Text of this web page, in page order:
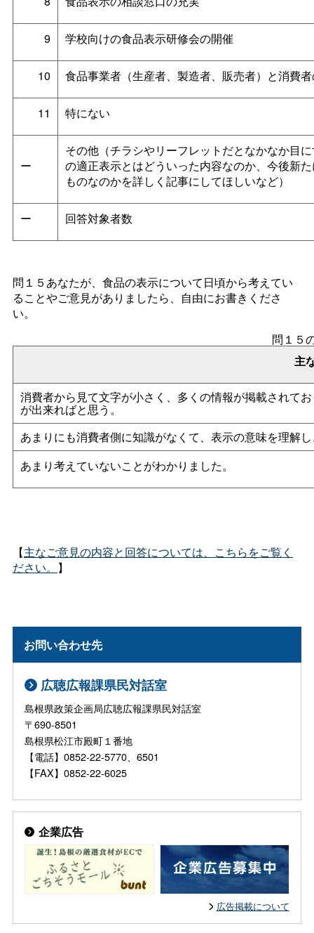
9 学校向けの食品表示研修会の開催
10 食品事業者（生産者、製造者、販売者）と消費
11 特にない
ー
その他（チラシやリーフレットだとなかなか目
の適正表示とはどういった内容なのか、今後新
ものなのかを詳しく記事にしてほしいなど）
ー 回答対象者数
問１５あなたが、食品の表示について日頃から考えてい
ることやご意見がありましたら、自由にお書きくださ
い。
主
問１５
消費者から見て文字が小さく、多くの情報が掲載されて
が出来ればと思う。
あまりにも消費者側に知識がなくて、表示の意味を理解
あまり考えていないことがわかりました。
【主なご意見の内容と回答については、こちらをご覧く
ださい。 】
お問い合わせ先
広聴広報課県民対話室
島根県政策企画局広聴広報課県民対話室
〒690-8501
島根県松江市殿町１番地
【電話】0852-22-5770、6501
【FAX】0852-22-6025
企業広告
広告掲載について